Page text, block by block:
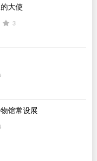
大使
3
馆常设展